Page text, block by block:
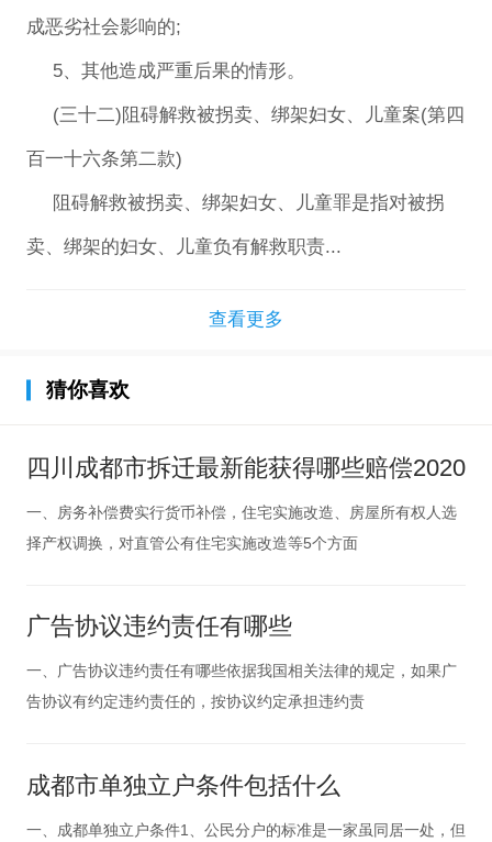
成恶劣社会影响的;
5、其他造成严重后果的情形。
(三十二)阻碍解救被拐卖、绑架妇女、儿童案(第四
百一十六条第二款)
阻碍解救被拐卖、绑架妇女、儿童罪是指对被拐
卖、绑架的妇女、儿童负有解救职责...
查看更多
猜你喜欢
四川成都市拆迁最新能获得哪些赔偿2020
一、房务补偿费实行货币补偿，住宅实施改造、房屋所有权人选
择产权调换，对直管公有住宅实施改造等5个方面
广告协议违约责任有哪些
一、广告协议违约责任有哪些依据我国相关法律的规定，如果广
告协议有约定违约责任的，按协议约定承担违约责
成都市单独立户条件包括什么
一、成都单独立户条件1、公民分户的标准是一家虽同居一处，但